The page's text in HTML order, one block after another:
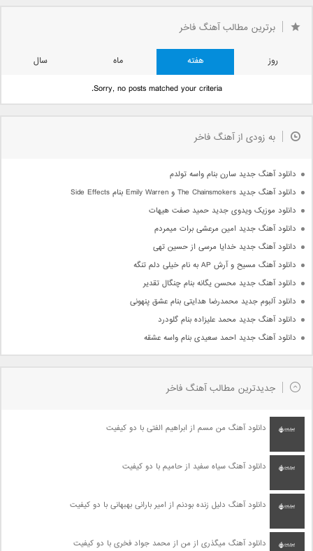
برترین مطالب آهنگ فاخر
روز هفته ماه
سال
Sorry, no posts matched your criteria.
به زودی از آهنگ فاخر
دانلود آهنگ جدید سارن بنام واسه تولدم
دانلود آهنگ جدید The Chainsmokers و Emily Warren بنام Side Effects
دانلود موزیک ویدوی جدید حمید صفت هیهات
دانلود آهنگ جدید امین مرعشی برات میمردم
دانلود آهنگ جدید خدایا مرسی از حسین تهی
دانلود آهنگ مسیح و آرش AP به نام خیلی دلم تنگه
دانلود آهنگ جدید محسن یگانه بنام چنگال تقدیر
دانلود آلبوم جدید محمدرضا هدایتی بنام عشق پنهونی
دانلود آهنگ جدید محمد علیزاده بنام گلودرد
دانلود آهنگ جدید احمد سعیدی بنام واسه عشقه
جدیدترین مطالب آهنگ فاخر
دانلود آهنگ من مسم از ابراهیم الفتی با دو کیفیت
دانلود آهنگ سیاه سفید از حامیم با دو کیفیت
دانلود آهنگ دلیل زنده بودنم از امیر بارانی بهبهانی با دو کیفیت
دانلود آهنگ میگذری از من از محمد جواد فخری با دو کیفیت